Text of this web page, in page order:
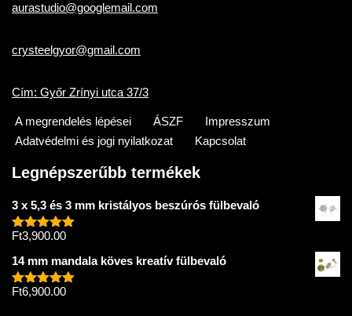
aurastudio@googlemail.com
crysteelgyor@gmail.com
Cím: Győr Zrínyi utca 37/3
A megrendelés lépései ÁSZF
Impresszum
Adatvédelmi és jogi nyilatkozat
Kapcsolat
Legnépszerűbb termékek
3 x 5,3 és 3 mm kristályos beszúrós fülbevaló
Értékelés:
Ft3,900.00
14 mm mandala köves kreatív fülbevaló
Értékelés:
Ft6,900.00